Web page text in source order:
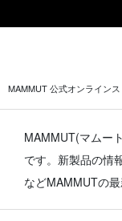
MAMMUT 公式オンラインス
MAMMUT(マムー
です。 新製品の情
などMAMMUTの最